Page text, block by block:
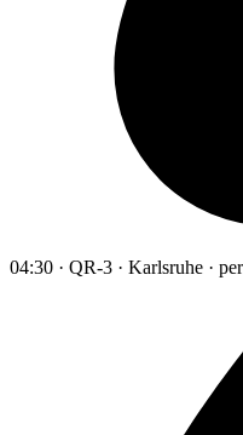
04:30 · QR-3 · Karlsruhe ·